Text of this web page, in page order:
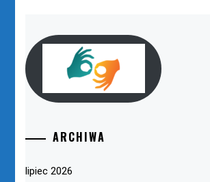
ARCHIWA
lipiec 2026